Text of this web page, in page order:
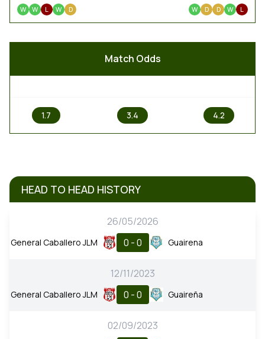
W W L W D W D D W L
Match Odds
1.7 3.4 4.2
HEAD TO HEAD HISTORY
26/05/2026
General Caballero JLM 0 - 0 Guairena
12/11/2023
General Caballero JLM 0 - 0 Guaireña
02/09/2023